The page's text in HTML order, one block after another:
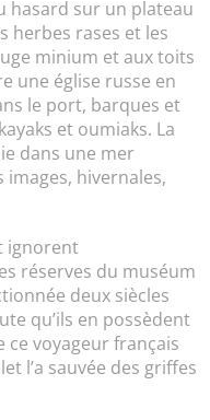
hasard sur un plateau
herbes rases et les
minium et aux toits
une église russe en
le port, barques et
et oumiaks. La
dans une mer
images, hivernales,
ignorent
réserves du muséum
deux siècles
qu’ils en possèdent
ce voyageur français
l’a sauvée des griffes